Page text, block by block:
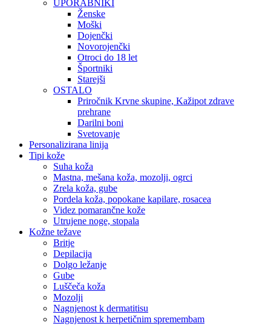
UPORABNIKI
Ženske
Moški
Dojenčki
Novorojenčki
Otroci do 18 let
Športniki
Starejši
OSTALO
Priročnik Krvne skupine, Kažipot zdrave
prehrane
Darilni boni
Svetovanje
Personalizirana linija
Tipi kože
Suha koža
Mastna, mešana koža, mozolji, ogrci
Zrela koža, gube
Pordela koža, popokane kapilare, rosacea
Videz pomarančne kože
Utrujene noge, stopala
Kožne težave
Britje
Depilacija
Dolgo ležanje
Gube
Luščeča koža
Mozolji
Nagnjenost k dermatitisu
Nagnjenost k herpetičnim spremembam